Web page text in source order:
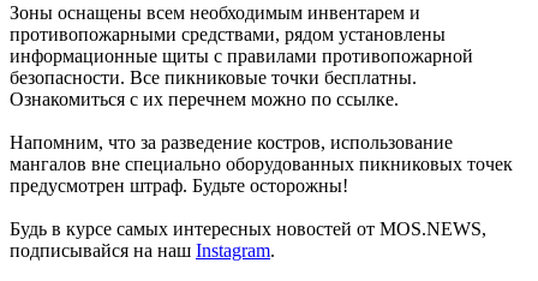
Зоны оснащены всем необходимым инвентарем и
противопожарными средствами, рядом установлены
информационные щиты с правилами противопожарной
безопасности. Все пикниковые точки бесплатны.
Ознакомиться с их перечнем можно по ссылке.
Напомним, что за разведение костров, использование
мангалов вне специально оборудованных пикниковых точек
предусмотрен штраф. Будьте осторожны!
Будь в курсе самых интересных новостей от MOS.NEWS,
подписывайся на наш Instagram.